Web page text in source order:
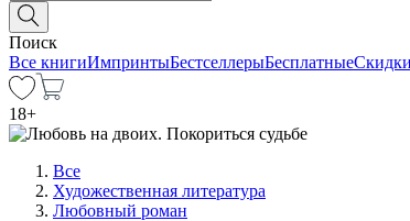
Поиск
Все книгиИмпринтыБестселлерыБесплатныеСкидки
18+
Все
Художественная литература
Любовный роман